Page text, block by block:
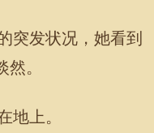
突发状况，她看到
。
上。